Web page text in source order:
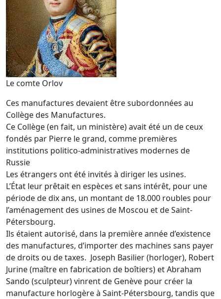
Le comte Orlov
Ces manufactures devaient être subordonnées au
Collège des Manufactures.
Ce Collège (en fait, un ministère) avait été un de ceux
fondés par Pierre le grand, comme premières
institutions politico-administratives modernes de
Russie
Les étrangers ont été invités à diriger les usines.
L’État leur prêtait en espèces et sans intérêt, pour une
période de dix ans, un montant de 18.000 roubles pour
l’aménagement des usines de Moscou et de Saint-
Pétersbourg.
Ils étaient autorisé, dans la première année d’existence
des manufactures, d’importer des machines sans payer
de droits ou de taxes. Joseph Basilier (horloger), Robert
Jurine (maître en fabrication de boîtiers) et Abraham
Sando (sculpteur) vinrent de Genève pour créer la
manufacture horlogère à Saint-Pétersbourg, tandis que